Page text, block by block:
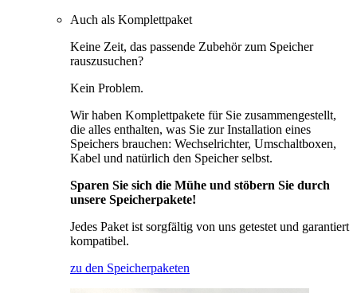
Auch als Komplettpaket
Keine Zeit, das passende Zubehör zum Speicher
rauszusuchen?
Kein Problem.
Wir haben Komplettpakete für Sie zusammengestellt,
die alles enthalten, was Sie zur Installation eines
Speichers brauchen: Wechselrichter, Umschaltboxen,
Kabel und natürlich den Speicher selbst.
Sparen Sie sich die Mühe und stöbern Sie durch
unsere Speicherpakete!
Jedes Paket ist sorgfältig von uns getestet und garantiert
kompatibel.
zu den Speicherpaketen